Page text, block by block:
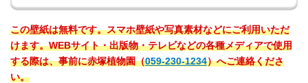
この壁紙は無料です。スマホ壁紙や写真素材などにご利用いただ
けます。WEBサイト・出版物・テレビなどの各種メディアで使用
する際は、事前に赤塚植物園（059-230-1234）へご連絡くださ
い。